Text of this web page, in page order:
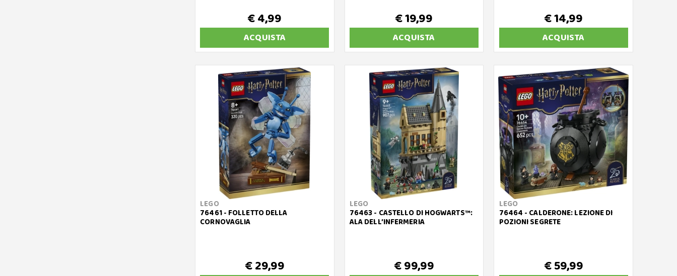
€ 4,99
ACQUISTA
€ 19,99
ACQUISTA
€ 14,99
ACQUISTA
LEGO
76461 - FOLLETTO DELLA
CORNOVAGLIA
€ 29,99
LEGO
76463 - CASTELLO DI HOGWARTS™:
ALA DELL’INFERMERIA
€ 99,99
LEGO
76464 - CALDERONE: LEZIONE DI
POZIONI SEGRETE
€ 59,99